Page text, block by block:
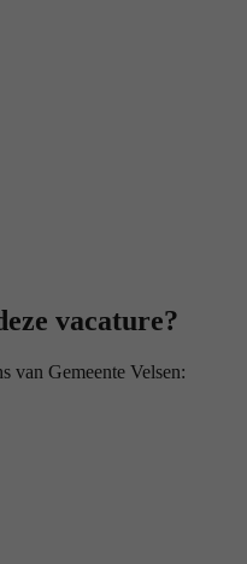
vacature?
van Gemeente Velsen: